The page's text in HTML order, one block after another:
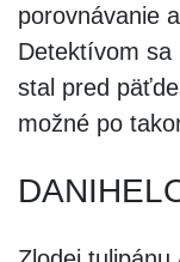
porovnávanie
Detektívom
stal pred
možné po